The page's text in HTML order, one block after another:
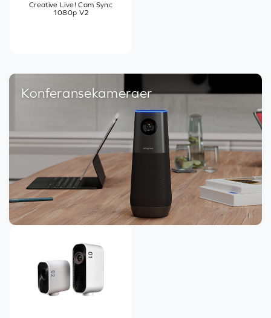
Creative Live! Cam Sync
1080p V2
Konferansekameraer